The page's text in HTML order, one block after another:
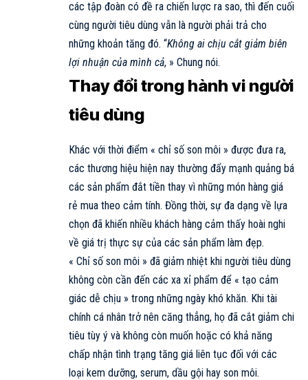
các tập đoàn có đề ra chiến lược ra sao, thì đến cuối
cùng người tiêu dùng vẫn là người phải trả cho
những khoản tăng đó. “Không ai chịu cắt giảm biên
lợi nhuận của mình cả, » Chung nói.
Thay đổi trong hành vi người
tiêu dùng
Khác với thời điểm « chỉ số son môi » được đưa ra,
các thương hiệu hiện nay thường đẩy mạnh quảng bá
các sản phẩm đắt tiền thay vì những món hàng giá
rẻ mua theo cảm tính. Đồng thời, sự đa dạng về lựa
chọn đã khiến nhiều khách hàng cảm thấy hoài nghi
về giá trị thực sự của các sản phẩm làm đẹp.
« Chỉ số son môi » đã giảm nhiệt khi người tiêu dùng
không còn cần đến các xa xỉ phẩm để « tạo cảm
giác dễ chịu » trong những ngày khó khăn. Khi tài
chính cá nhân trở nên căng thẳng, họ đã cắt giảm chi
tiêu tùy ý và không còn muốn hoặc có khả năng
chấp nhận tình trạng tăng giá liên tục đối với các
loại kem dưỡng, serum, dầu gội hay son môi.